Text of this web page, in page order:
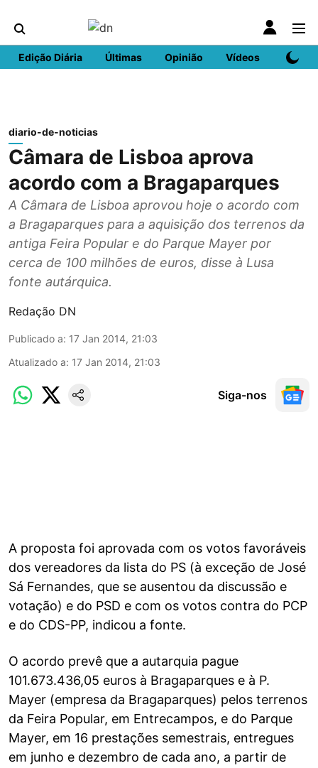
Edição Diária Últimas Opinião Vídeos DN
diario-de-noticias
Câmara de Lisboa aprova
acordo com a Bragaparques
A Câmara de Lisboa aprovou hoje o acordo com
a Bragaparques para a aquisição dos terrenos da
antiga Feira Popular e do Parque Mayer por
cerca de 100 milhões de euros, disse à Lusa
fonte autárquica.
Redação DN
Publicado a: 17 Jan 2014, 21:03
Atualizado a: 17 Jan 2014, 21:03
Siga-nos
A proposta foi aprovada com os votos favoráveis
dos vereadores da lista do PS (à exceção de José
Sá Fernandes, que se ausentou da discussão e
votação) e do PSD e com os votos contra do PCP
e do CDS-PP, indicou a fonte.
O acordo prevê que a autarquia pague
101.673.436,05 euros à Bragaparques e à P.
Mayer (empresa da Bragaparques) pelos terrenos
da Feira Popular, em Entrecampos, e do Parque
Mayer, em 16 prestações semestrais, entregues
em junho e dezembro de cada ano, a partir de